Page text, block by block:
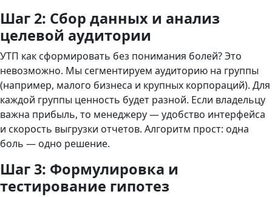
Шаг 2: Сбор данных и анализ
целевой аудитории
УТП как сформировать без понимания болей? Это
невозможно. Мы сегментируем аудиторию на группы
(например, малого бизнеса и крупных корпораций). Для
каждой группы ценность будет разной. Если владельцу
важна прибыль, то менеджеру — удобство интерфейса
и скорость выгрузки отчетов. Алгоритм прост: одна
боль — одно решение.
Шаг 3: Формулировка и
тестирование гипотез